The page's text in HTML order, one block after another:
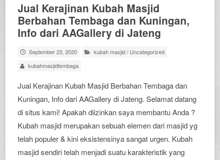
Jual Kerajinan Kubah Masjid
Berbahan Tembaga dan Kuningan,
Info dari AAGallery di Jateng
September 23, 2020 kubah masjid/ Uncategorized
kubahmasjidtembaga
Jual Kerajinan Kubah Masjid Berbahan Tembaga dan
Kuningan, Info dari AAGallery di Jateng. Selamat datang
di situs kami! Apakah diizinkan saya membantu Anda ?
Kubah masjid merupakan sebuah elemen dari masjid yg
telah populer & kini eksistensinya sangat urgen. Kubah
masjid sendiri telah menjadi suatu karakteristik yang